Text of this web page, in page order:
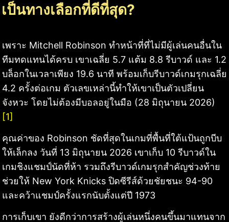
เป็นทางเลือกที่ดีที่สุด?
เพราะ Mitchell Robinson ทำหน้าที่ที่ไม่มีผู้เล่นคนอื่นใน
ทีมทดแทนได้ครบ เขาเฉลี่ย 5.7 แต้ม 8.8 รีบาวด์ และ 1.2
บล็อกในเวลาเพียง 19.6 นาที พร้อมเก็บรีบาวด์เกมรุกเฉลี่ย
4.2 ครั้งต่อเกม ตัวเลขเหล่านี้ทำให้เขาเป็นตัวเปลี่ยน
จังหวะ โดยไม่ต้องมีบอลอยู่ในมือ (28 มิถุนายน 2026)
[1]
คุณค่าของ Robinson ชัดที่สุดในเกมที่พื้นที่ใต้แป้นถูกบีบ
ให้เล็กลง วันที่ 13 มิถุนายน 2026 เขาเก็บ 10 รีบาวด์ใน
เกมชิงแชมป์นัดที่ห้า รวมถึงรีบาวด์เกมรุกสำคัญช่วงท้าย
ช่วยให้ New York Knicks ปิดซีรีส์ด้วยชัยชนะ 94-90
และคว้าแชมป์ครั้งแรกนับตั้งแต่ปี 1973
การเก็บเขา ยังดีกว่าการสร้างผู้เล่นหนึ่งคนขึ้นมาแทนจาก